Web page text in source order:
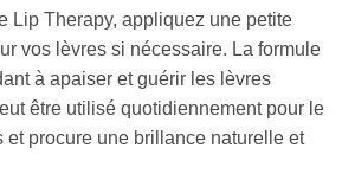
Lip Therapy, appliquez une petite
vos lèvres si nécessaire. La formule
à apaiser et guérir les lèvres
être utilisé quotidiennement pour le
et procure une brillance naturelle et